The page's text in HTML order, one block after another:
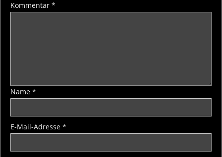
Kommentar*
Name*
E-Mail-Adresse*